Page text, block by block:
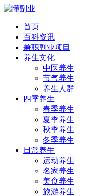
首页
百科资讯
兼职副业项目
养生文化
中医养生
节气养生
养生人群
四季养生
春季养生
夏季养生
秋季养生
冬季养生
日常养生
运动养生
名家养生
美食养生
旅游养生